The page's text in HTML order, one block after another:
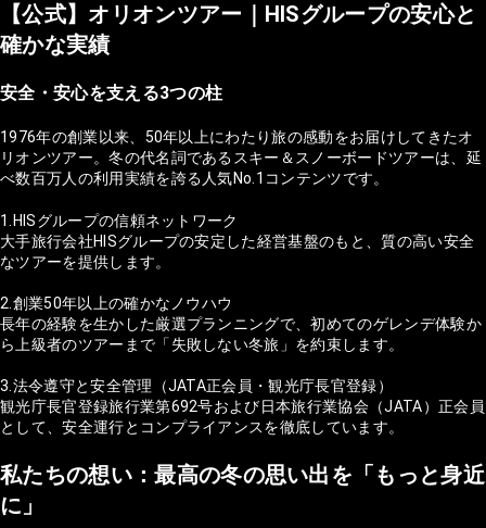
【公式】オリオンツアー｜HISグループの安心と
確かな実績
安全・安心を支える3つの柱
1976年の創業以来、50年以上にわたり旅の感動をお届けしてきたオ
リオンツアー。冬の代名詞であるスキー＆スノーボードツアーは、延
べ数百万人の利用実績を誇る人気No.1コンテンツです。
1.HISグループの信頼ネットワーク
大手旅行会社HISグループの安定した経営基盤のもと、質の高い安全
なツアーを提供します。
2.創業50年以上の確かなノウハウ
長年の経験を生かした厳選プランニングで、初めてのゲレンデ体験か
ら上級者のツアーまで「失敗しない冬旅」を約束します。
3.法令遵守と安全管理（JATA正会員・観光庁長官登録）
観光庁長官登録旅行業第692号および日本旅行業協会（JATA）正会員
として、安全運行とコンプライアンスを徹底しています。
私たちの想い：最高の冬の思い出を「もっと身近
に」